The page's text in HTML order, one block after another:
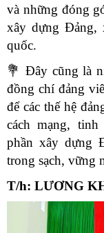
và những đóng
xây dựng Đảng,
quốc.
💐 Đây cũng là
đồng chí đảng
để các thế hệ
cách mạng,
phần xây dựng
trong sạch, vững
T/h: LƯƠNG